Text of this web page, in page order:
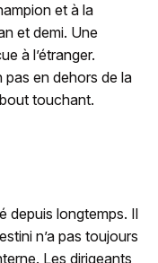
et à la
et demi. Une
à l’étranger.
pas en dehors de la
touchant.
depuis longtemps. Il
n’a pas toujours
Les dirigeants